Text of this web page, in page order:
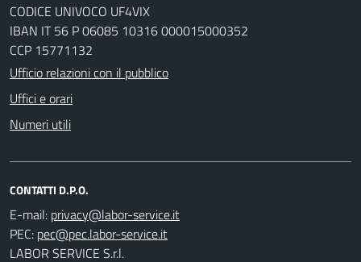
CODICE UNIVOCO UF4VIX
IBAN IT 56 P 06085 10316 000015000352
CCP 15771132
Ufficio relazioni con il pubblico
Uffici e orari
Numeri utili
CONTATTI D.P.O.
E-mail:
PEC:
LABOR SERVICE S.r.l.